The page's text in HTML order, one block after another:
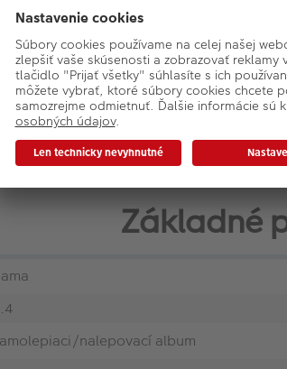
Základné
nalepovací album